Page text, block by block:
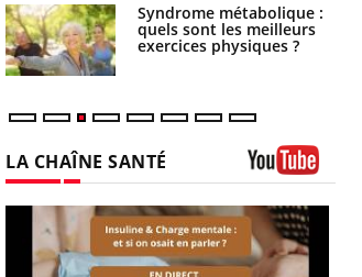
Syndrome métabolique :
quels sont les meilleurs
exercices physiques ?
LA CHAÎNE SANTÉ